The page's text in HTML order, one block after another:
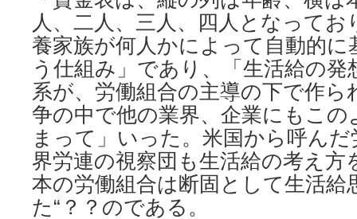
人、二人、三人、四人となってお
養家族が何人かによって自動的
う仕組み」であり、「生活給の発
系が、労働組合の主導の下で作ら
争の中で他の業界、企業にもこの
まって」いった。米国から呼ん
界労連の視察団も生活給の考え方
本の労働組合は断固として生活給
た“？？のである。